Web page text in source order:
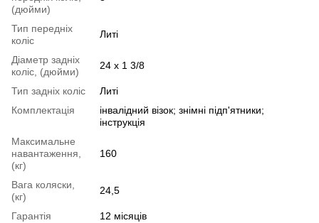
(дюйми)
Тип передніх
коліс
Литі
Діаметр задніх
коліс, (дюйми)
24 х 1 3/8
Тип задніх коліс
Литі
Комплектація
інвалідний візок; знімні підп'ятники;
інструкція
Максимальне
навантаження,
(кг)
160
Вага коляски,
(кг)
24,5
Гарантія
12 місяців